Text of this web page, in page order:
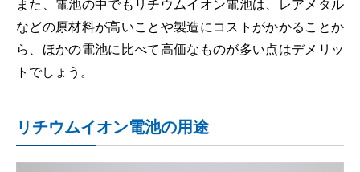
などの原材料が高いことや製造にコストがかかることか
ら、ほかの電池に比べて高価なものが多い点はデメリッ
トでしょう。
リチウムイオン電池の用途